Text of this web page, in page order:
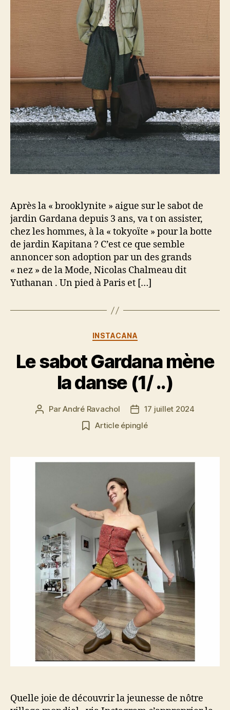
Après la « brooklynite » aigue sur le sabot de
jardin Gardana depuis 3 ans, va t on assister,
chez les hommes, à la « tokyoïte » pour la botte
de jardin Kapitana ? C’est ce que semble
annoncer son adoption par un des grands
« nez » de la Mode, Nicolas Chalmeau dit
Yuthanan . Un pied à Paris et […]
Catégories
INSTACANA
Le sabot Gardana mène
la danse (1/ ..)
Auteur
ParAndré Ravachol
Date
de
l’article
17 juillet 2024
Article épinglé
Quelle joie de découvrir la jeunesse de nôtre